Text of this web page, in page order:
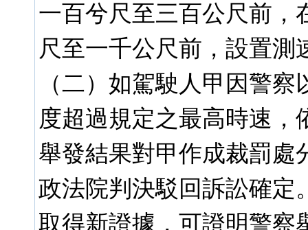
一百兮尺至三百公尺前，
尺至一千公尺前，設置測
（二）如駕駛人甲因警
度超過規定之最高時速
舉發結果對甲作成裁罰處
政法院判決駁回訴訟確定
取得新證據，可證明警察